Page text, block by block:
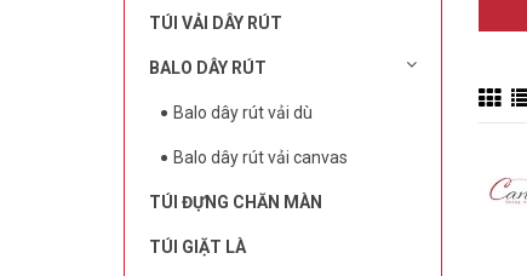
TÚI VẢI DÂY RÚT
BALO DÂY RÚT
Balo dây rút vải dù
Balo dây rút vải canvas
TÚI ĐỰNG CHĂN MÀN
TÚI GIẶT LÀ